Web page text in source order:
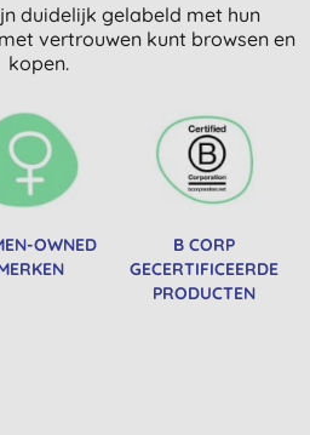
duidelijk gelabeld met hun
vertrouwen kunt browsen en
kopen.
OWNED
B CORP
GECERTIFICEERDE
PRODUCTEN